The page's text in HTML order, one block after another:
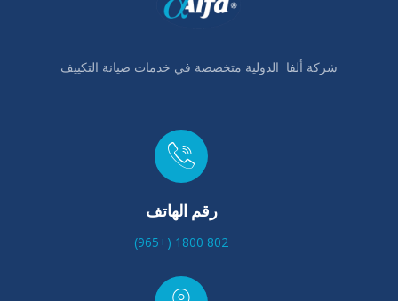
شركة ألفا الدولية متخصصة في خدمات صيانة التكييف
رقم الهاتف
802 1800 (+965)